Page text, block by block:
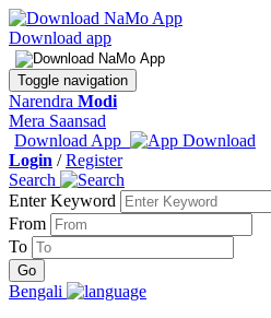
Download app
Toggle navigation
Narendra Modi
Mera Saansad
Download App
Login /Register
Search
Enter Keyword
From
To
Bengali